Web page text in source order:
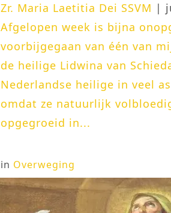
Zr. Maria Laetitia Dei SSVM |
Afgelopen week is bijna
voorbijgegaan van één van
de heilige Lidwina van
Nederlandse heilige in veel
omdat ze natuurlijk
opgegroeid in...
in Overweging